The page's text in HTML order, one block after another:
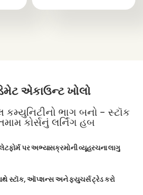
એકાઉન્ટ ખોલો
ભાગ બનો - સ્ટૉક
કોર્સનું લર્નિંગ હબ
પર અભ્યાસક્રમોની વ્યૂહરચના લાગુ
સાથે સ્ટૉક, ઑપ્શન્સ અને ફ્યુચર્સ ટ્રેડ કરો